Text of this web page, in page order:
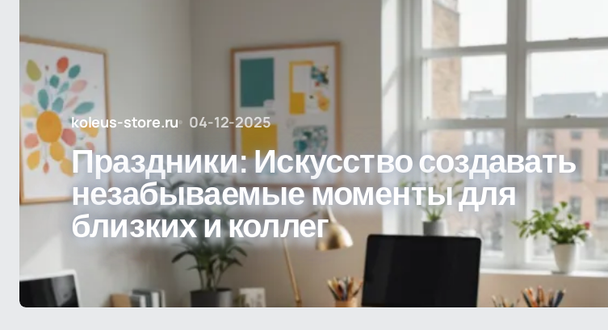
koleus-store.ru 04-12-2025
Праздники: Искусство создавать
незабываемые моменты для
близких и коллег